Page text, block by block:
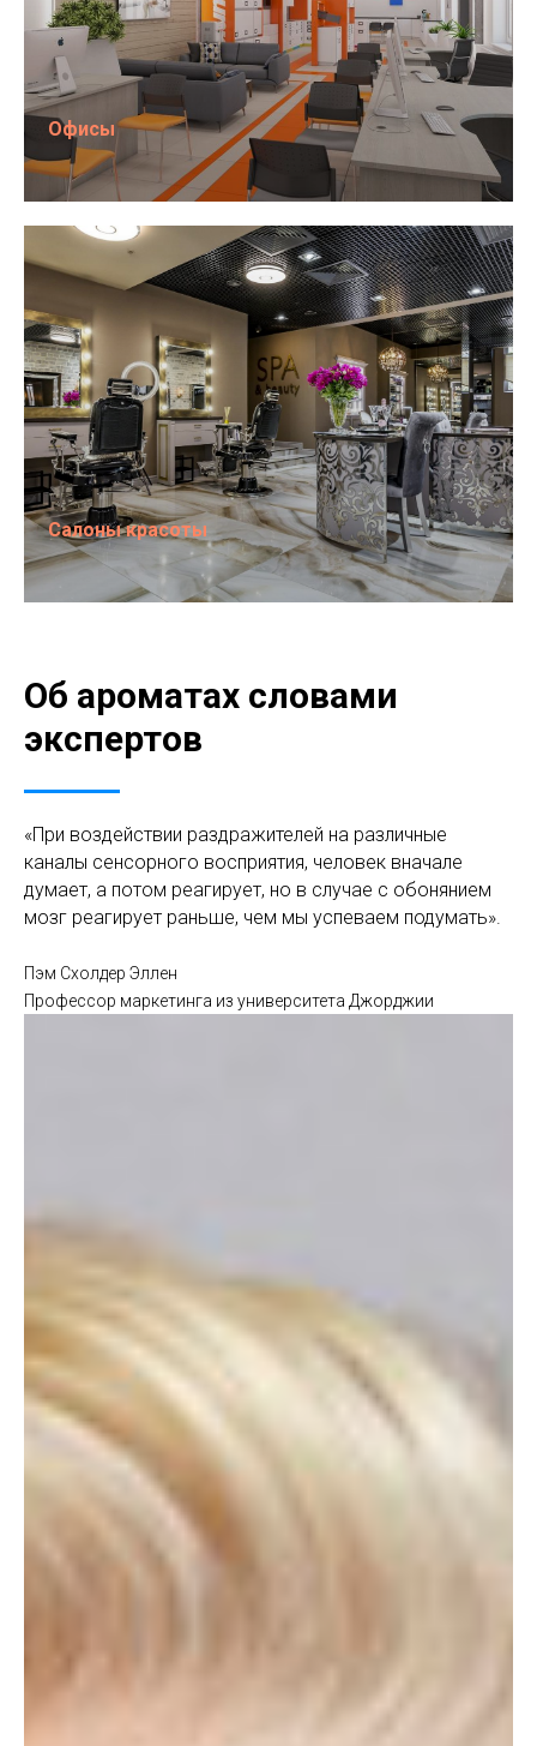
Офисы
Салоны красоты
Об ароматах словами
экспертов
«При воздействии раздражителей на различные
каналы сенсорного восприятия, человек вначале
думает, а потом реагирует, но в случае с обонянием
мозг реагирует раньше, чем мы успеваем подумать».
Пэм Схолдер Эллен
Профессор маркетинга из университета Джорджии